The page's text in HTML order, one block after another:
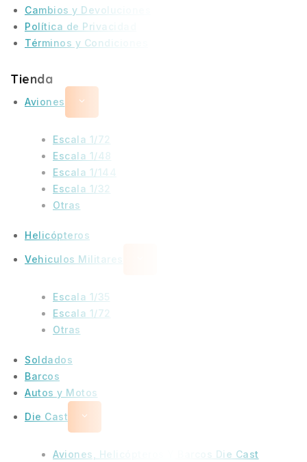
Cambios y Devoluciones
Política de Privacidad
Términos y Condiciones
Tienda
Aviones
Escala 1/72
Escala 1/48
Escala 1/144
Escala 1/32
Otras
Helicópteros
Vehiculos Militares
Escala 1/35
Escala 1/72
Otras
Soldados
Barcos
Autos y Motos
Die Cast
Aviones, Helicópteros Y Barcos Die Cast